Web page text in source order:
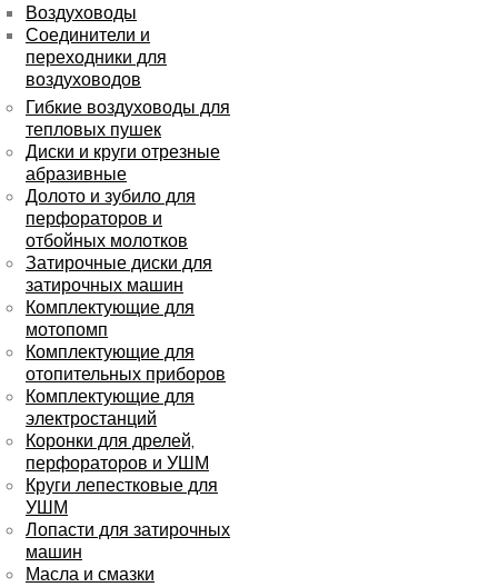
Воздуховоды
Соединители и
переходники для
воздуховодов
Гибкие воздуховоды для
тепловых пушек
Диски и круги отрезные
абразивные
Долото и зубило для
перфораторов и
отбойных молотков
Затирочные диски для
затирочных машин
Комплектующие для
мотопомп
Комплектующие для
отопительных приборов
Комплектующие для
электростанций
Коронки для дрелей,
перфораторов и УШМ
Круги лепестковые для
УШМ
Лопасти для затирочных
машин
Масла и смазки